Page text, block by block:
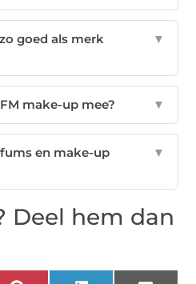
goed als merk
▼
make-up mee? ▼
en make-up
▼
Deel hem dan